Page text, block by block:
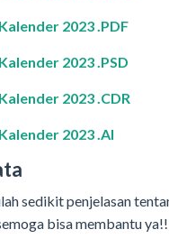
2023 .PDF
2023 .PSD
2023 .CDR
2023 .AI
sedikit penjelasan
bisa membantu ya!!